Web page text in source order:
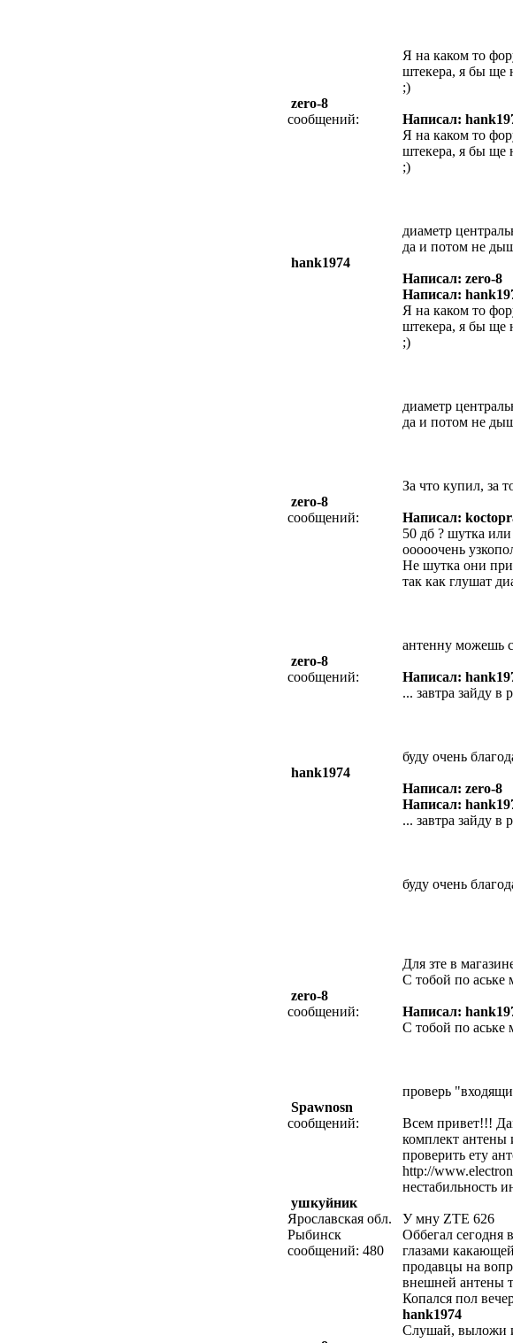
Я на каком то
штекера, я бы ще
;)
zero-8
сообщений:
Написал:
Я на каком то
штекера, я бы ще
;)
диаметр
да и потом не
hank1974
Написал: zero-8
Написал:
Я на каком то
штекера, я бы ще
;)
диаметр
да и потом не
За что купил, за
zero-8
сообщений:
Написал:
50 дб ? шутка
ооооочень
Не шутка они
так как глушат
антенну можешь
zero-8
сообщений:
Написал:
... завтра зайду в
буду очень
hank1974
Написал: zero-8
Написал:
... завтра зайду в
буду очень
Для зте в
С тобой по аське
zero-8
сообщений:
Написал:
С тобой по аське
проверь
Spawnosn
сообщений:
Всем привет!!!
комплект антены
проверить ету
http://
нестабильность
ушкуйник
Ярославская обл.
Рыбинск
сообщений: 480
У мну ZTE 626
Оббегал сегодня
глазами
продавцы на
внешней антены
Копался пол
hank1974
Слушай, выложи